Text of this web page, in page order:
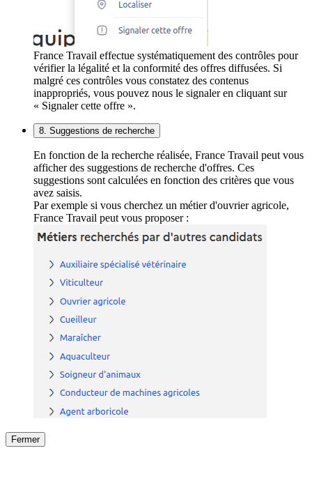
France Travail effectue systématiquement des contrôles pour
vérifier la légalité et la conformité des offres diffusées. Si
malgré ces contrôles vous constatez des contenus
inappropriés, vous pouvez nous le signaler en cliquant sur
« Signaler cette offre ».
8. Suggestions de recherche
En fonction de la recherche réalisée, France Travail peut vous
afficher des suggestions de recherche d'offres. Ces
suggestions sont calculées en fonction des critères que vous
avez saisis.
Par exemple si vous cherchez un métier d'ouvrier agricole,
France Travail peut vous proposer :
Fermer